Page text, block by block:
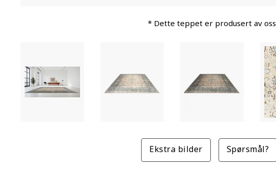
* Dette teppet er produsert av oss
Ekstra bilder Spørsmål?